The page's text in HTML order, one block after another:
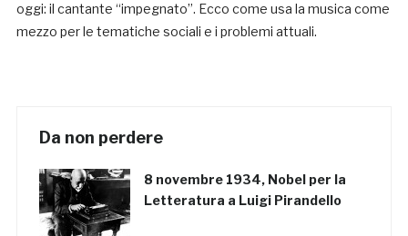
oggi: il cantante “impegnato”. Ecco come usa la musica come
mezzo per le tematiche sociali e i problemi attuali.
Da non perdere
8 novembre 1934, Nobel per la
Letteratura a Luigi Pirandello